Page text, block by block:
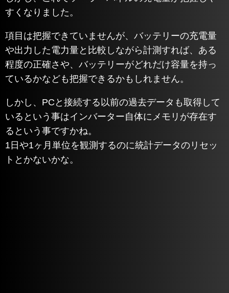
すくなりました。
項目は把握できていませんが、バッテリーの充電量
や出力した電力量と比較しながら計測すれば、ある
程度の正確さや、バッテリーがどれだけ容量を持っ
ているかなども把握できるかもしれません。
しかし、PCと接続する以前の過去データも取得して
いるという事はインバーター自体にメモリが存在す
るという事ですかね。
1日や1ヶ月単位を観測するのに統計データのリセッ
トとかないかな。